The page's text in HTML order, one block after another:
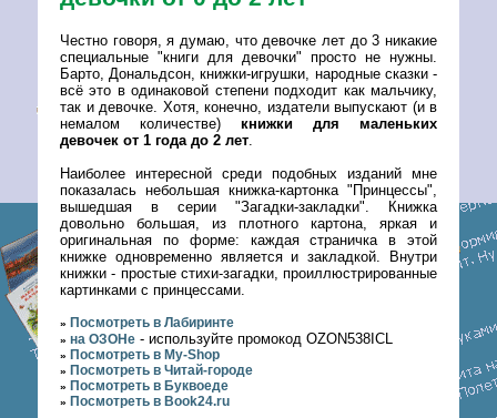
Честно говоря, я думаю, что девочке лет до 3 никакие
специальные "книги для девочки" просто не нужны.
Барто, Дональдсон, книжки-игрушки, народные сказки -
всё это в одинаковой степени подходит как мальчику,
так и девочке. Хотя, конечно, издатели выпускают (и в
немалом количестве) книжки для маленьких
девочек от 1 года до 2 лет
Наиболее интересной среди подобных изданий мне
показалась небольшая книжка-картонка "Принцессы",
вышедшая в серии "Загадки-закладки". Книжка
довольно большая, из плотного картона, яркая и
оригинальная по форме: каждая страничка в этой
книжке одновременно является и закладкой. Внутри
книжки - простые стихи-загадки, проиллюстрированные
картинками с принцессами.
» Посмотреть в Лабиринте
» на ОЗОНе - используйте промокод OZON538ICL
» Посмотреть в My-Shop
» Посмотреть в Читай-городе
» Посмотреть в Буквоеде
» Посмотреть в Book24.ru